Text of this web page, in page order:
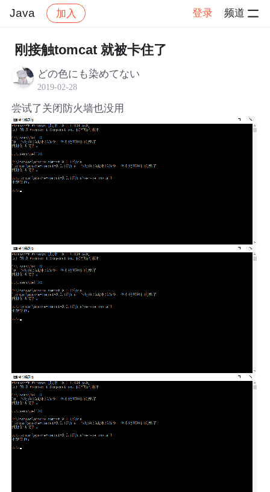
Java 加入 登录 频道
社区 Java 帖子详情
刚接触tomcat 就被卡住了
どの色にも染めてない
2019-02-28
尝试了关闭防火墙也没用